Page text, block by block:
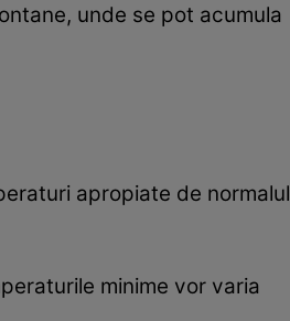
unde se pot acumula
apropiate de normalul
minime vor varia